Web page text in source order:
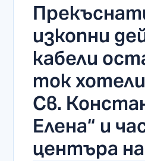
изкопни
кабели
ток
Св.
Елена“ и
центъра